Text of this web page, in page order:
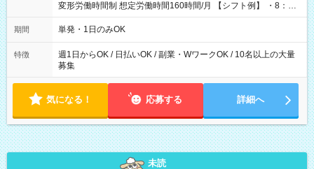
変形労働時間制 想定労働時間160時間/月 【シフト例】 ・8：00
～21：00
期間 単発・1日のみOK
特徴
週1日からOK / 日払いOK / 副業・WワークOK / 10名以上の大量
募集
気になる！ 応募する 詳細へ
未読